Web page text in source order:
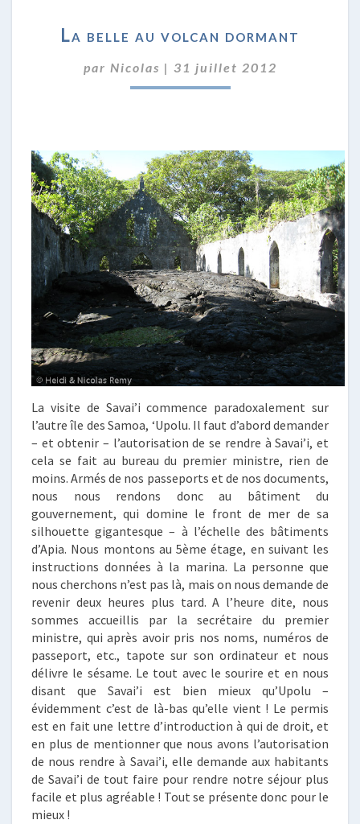
BELLE
VOLCAN
DORMANT
La belle au volcan dormant
par Nicolas | 31 juillet 2012
La visite de Savai’i commence paradoxalement sur
l’autre île des Samoa, ‘Upolu. Il faut d’abord demander
– et obtenir – l’autorisation de se rendre à Savai’i, et
cela se fait au bureau du premier ministre, rien de
moins. Armés de nos passeports et de nos documents,
nous nous rendons donc au bâtiment du
gouvernement, qui domine le front de mer de sa
silhouette gigantesque – à l’échelle des bâtiments
d’Apia. Nous montons au 5ème étage, en suivant les
instructions données à la marina. La personne que
nous cherchons n’est pas là, mais on nous demande de
revenir deux heures plus tard. A l’heure dite, nous
sommes accueillis par la secrétaire du premier
ministre, qui après avoir pris nos noms, numéros de
passeport, etc., tapote sur son ordinateur et nous
délivre le sésame. Le tout avec le sourire et en nous
disant que Savai’i est bien mieux qu’Upolu –
évidemment c’est de là-bas qu’elle vient ! Le permis
est en fait une lettre d’introduction à qui de droit, et
en plus de mentionner que nous avons l’autorisation
de nous rendre à Savai’i, elle demande aux habitants
de Savai’i de tout faire pour rendre notre séjour plus
facile et plus agréable ! Tout se présente donc pour le
mieux !